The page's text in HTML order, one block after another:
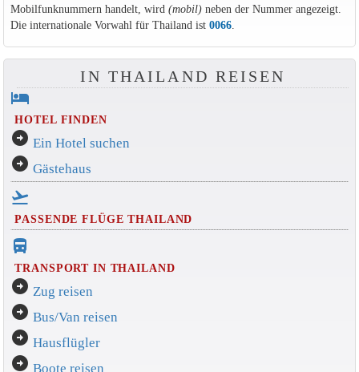
Mobilfunknummern handelt, wird (mobil)neben der Nummer angezeigt.
Die internationale Vorwahl für Thailand ist 0066.
IN THAILAND REISEN
hotel
HOTEL FINDEN
arrow_circle_right Ein Hotel suchen
arrow_circle_right Gästehaus
flight_takeoff
PASSENDE FLÜGE THAILAND
directions_bus_filled
TRANSPORT IN THAILAND
arrow_circle_right Zug reisen
arrow_circle_right Bus/Van reisen
arrow_circle_right Hausflügler
arrow_circle_right Boote reisen